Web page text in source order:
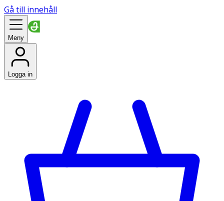
Gå till innehåll
Meny
Logga in